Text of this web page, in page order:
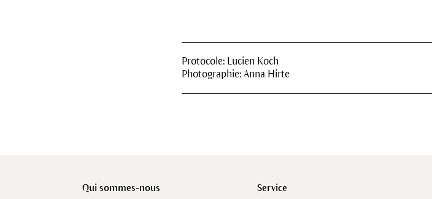
Protocole: Lucien Koch
Photographie: Anna Hirte
Qui sommes-nous Service